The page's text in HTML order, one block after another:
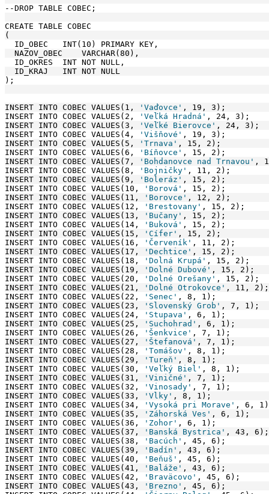
--DROP TABLE COBEC;
CREATE TABLE COBEC
(
  ID_OBEC   INT(10) PRIMARY KEY,
  NAZOV_OBEC    VARCHAR(80),
  ID_OKRES  INT NOT NULL,
  ID_KRAJ   INT NOT NULL
);
INSERT INTO COBEC VALUES(1, 'Vaďovce' , 19, 3);
INSERT INTO COBEC VALUES(2,
'Veľká Hradná' , 24, 3);
INSERT INTO COBEC VALUES(3,
'Veľké Bierovce' , 24, 3);
INSERT INTO COBEC VALUES(4,
'Višňové' , 19, 3);
INSERT INTO COBEC VALUES(5,
'Trnava' , 15, 2);
INSERT INTO COBEC VALUES(6,
'Bíňovce' , 15, 2);
INSERT INTO COBEC VALUES(7,
'Bohdanovce nad Trnavou' ,
INSERT INTO COBEC VALUES(8,
'Bojničky' , 11, 2);
INSERT INTO COBEC VALUES(9,
'Boleráz' , 15, 2);
INSERT INTO COBEC VALUES(10,
'Borová' , 15, 2);
INSERT INTO COBEC VALUES(11,
'Borovce' , 12, 2);
INSERT INTO COBEC VALUES(12,
'Brestovany' , 15, 2);
INSERT INTO COBEC VALUES(13,
'Bučany' , 15, 2);
INSERT INTO COBEC VALUES(14,
'Buková' , 15, 2);
INSERT INTO COBEC VALUES(15,
'Cífer' , 15, 2);
INSERT INTO COBEC VALUES(16,
'Červeník' , 11, 2);
INSERT INTO COBEC VALUES(17,
'Dechtice' , 15, 2);
INSERT INTO COBEC VALUES(18,
'Dolná Krupá' , 15, 2);
INSERT INTO COBEC VALUES(19,
'Dolné Dubové' , 15, 2);
INSERT INTO COBEC VALUES(20,
'Dolné Orešany' , 15, 2);
INSERT INTO COBEC VALUES(21,
'Dolné Otrokovce' , 11, 2);
INSERT INTO COBEC VALUES(22,
'Senec' , 8, 1);
INSERT INTO COBEC VALUES(23,
'Slovenský Grob' , 7, 1);
INSERT INTO COBEC VALUES(24,
'Stupava' , 6, 1);
INSERT INTO COBEC VALUES(25,
'Suchohrad' , 6, 1);
INSERT INTO COBEC VALUES(26,
'Šenkvice' , 7, 1);
INSERT INTO COBEC VALUES(27,
'Štefanová' , 7, 1);
INSERT INTO COBEC VALUES(28,
'Tomášov' , 8, 1);
INSERT INTO COBEC VALUES(29,
'Tureň' , 8, 1);
INSERT INTO COBEC VALUES(30,
'Veľký Biel' , 8, 1);
INSERT INTO COBEC VALUES(31,
'Viničné' , 7, 1);
INSERT INTO COBEC VALUES(32,
'Vinosady' , 7, 1);
INSERT INTO COBEC VALUES(33,
'Vlky' , 8, 1);
INSERT INTO COBEC VALUES(34,
'Vysoká pri Morave' , 6,
INSERT INTO COBEC VALUES(35,
'Záhorská Ves' , 6, 1);
INSERT INTO COBEC VALUES(36,
'Zohor' , 6, 1);
INSERT INTO COBEC VALUES(37,
'Banská Bystrica' , 43, 6);
INSERT INTO COBEC VALUES(38,
'Bacúch' , 45, 6);
INSERT INTO COBEC VALUES(39,
'Badín' , 43, 6);
INSERT INTO COBEC VALUES(40,
'Beňuš' , 45, 6);
INSERT INTO COBEC VALUES(41,
'Baláže' , 43, 6);
INSERT INTO COBEC VALUES(42,
'Braväcovo' , 45, 6);
INSERT INTO COBEC VALUES(43,
'Brezno' , 45, 6);